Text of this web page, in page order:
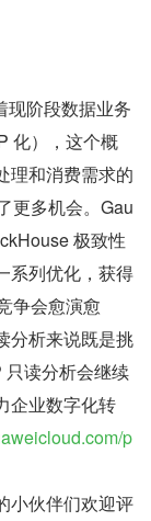
现阶段数据业务
化），这个概
理和消费需求的
更多机会。Gau
极致性
系列优化，获得
争会愈演愈
分析来说既是挑
只读分析会继续
企业数字化转
p
小伙伴们欢迎评